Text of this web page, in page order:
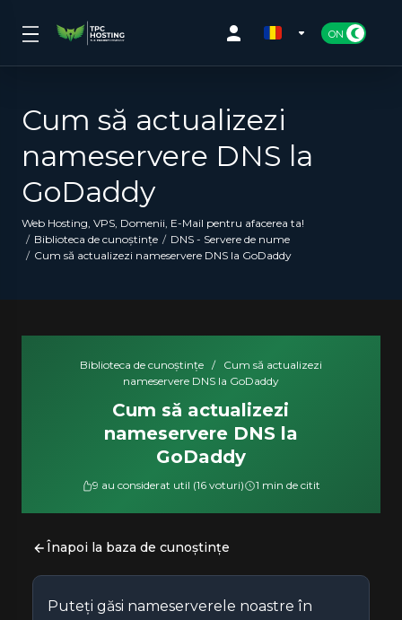
Cum să actualizezi
nameservere DNS la
GoDaddy
Web Hosting, VPS, Domenii, E-Mail pentru afacerea ta!
Biblioteca de cunoștințe
DNS - Servere de nume
Cum să actualizezi nameservere DNS la GoDaddy
Biblioteca de cunoștințe /
Cum să actualizezi
nameservere DNS la GoDaddy
Cum să actualizezi
nameservere DNS la
GoDaddy
9 au considerat util (16 voturi) 1 min de citit
Înapoi la baza de cunoștințe
Puteți găsi nameserverele noastre în